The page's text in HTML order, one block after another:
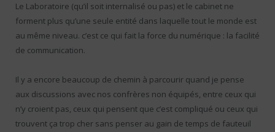
Le Laboratoire (qu’il soit internalisé ou pas) et le cabinet ne
forment plus qu’une seule entité dans laquelle tout le monde est
au même niveau. c’est ce qui fait la force du numérique : la facilité
de communication.
Il y a encore beaucoup de chemin à parcourir quand je pense
aux discussions avec nos confrères non équipés, entre ceux qui
n’y croient pas, ceux qui pensent que c’est compliqué ou ceux qui
trouvent ça trop cher sans penser au gain de temps de fauteuil